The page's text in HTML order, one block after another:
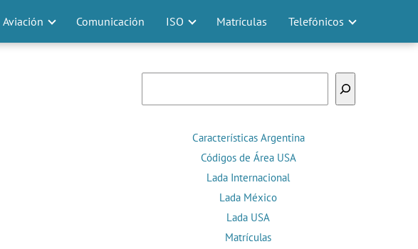
Aviación Comunicación ISO Matrículas Telefónicos
Características Argentina
Códigos de Área USA
Lada Internacional
Lada México
Lada USA
Matrículas